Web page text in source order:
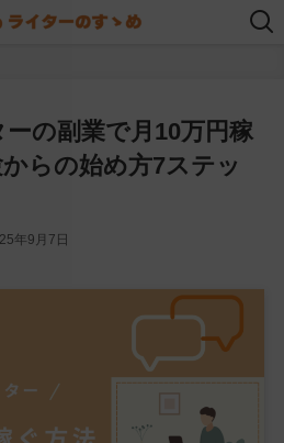
の副業で月10万円稼
らの始め方7ステッ
年9月7日